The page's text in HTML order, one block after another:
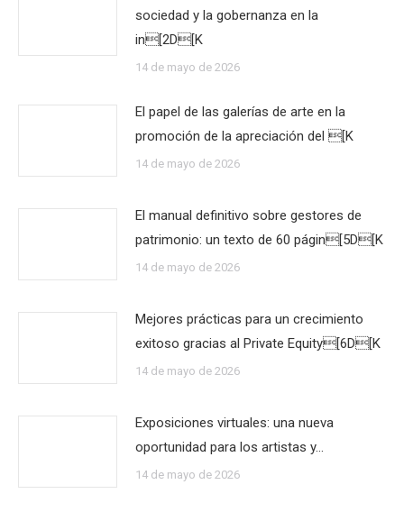
sociedad y la gobernanza en la
in[2D[K
14 de mayo de 2026
El papel de las galerías de arte en la
promoción de la apreciación del [K
14 de mayo de 2026
El manual definitivo sobre gestores de
patrimonio: un texto de 60 págin[5D[K
14 de mayo de 2026
Mejores prácticas para un crecimiento
exitoso gracias al Private Equity[6D[K
14 de mayo de 2026
Exposiciones virtuales: una nueva
oportunidad para los artistas y…
14 de mayo de 2026